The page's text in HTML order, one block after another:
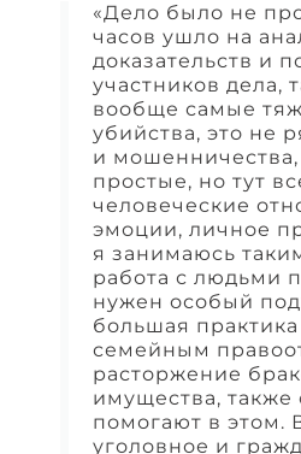
«Дело было не
часов ушло на
доказательств и
участников дела,
вообще самые
убийства, это не
и мошенничества,
простые, но тут
человеческие
эмоции, личное
я занимаюсь
работа с людьми
нужен особый
большая
семейным
расторжение
имущества, также
помогают в этом.
уголовное и